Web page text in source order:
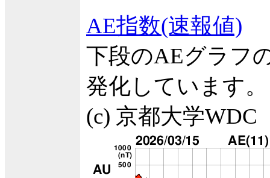
AE指数(速報値)
下段のAEグラフ
発化しています。
(c) 京都大学WDC